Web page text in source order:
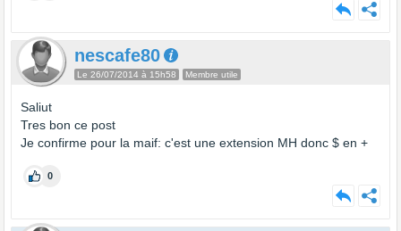
nescafe80
Le 26/07/2014 à 15h58 Membre utile
Saliut
Tres bon ce post
Je confirme pour la maif: c'est une extension MH donc $ en +
0